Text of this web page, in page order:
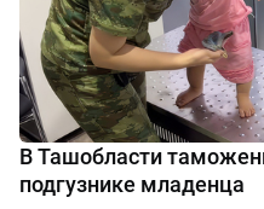
В Ташобласти
подгузнике младенца